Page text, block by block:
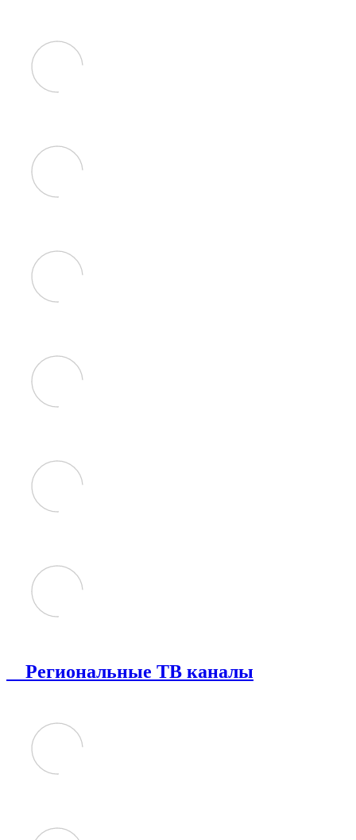
Региональные ТВ каналы